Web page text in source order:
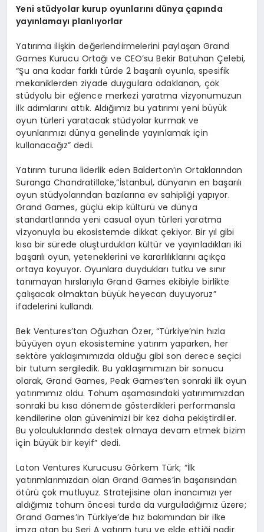
Yeni stüdyolar kurup oyunlarını dünya çapında
yayınlamayı planlıyorlar
Yatırıma ilişkin değerlendirmelerini paylaşan Grand
Games Kurucu Ortağı ve CEO’su Bekir Batuhan Çelebi,
“Şu ana kadar farklı türde 2 başarılı oyunla, spesifik
mekaniklerden ziyade duygulara odaklanan, çok
stüdyolu bir eğlence merkezi yaratma vizyonumuzun
ilk adımlarını attık. Aldığımız bu yatırımı yeni büyük
oyun türleri yaratacak stüdyolar kurmak ve
oyunlarımızı dünya genelinde yayınlamak için
kullanacağız” dedi.
Yatırım turuna liderlik eden Balderton’ın Ortaklarından
Suranga Chandratillake,“İstanbul, dünyanın en başarılı
oyun stüdyolarından bazılarına ev sahipliği yapıyor.
Grand Games, güçlü ekip kültürü ve dünya
standartlarında yeni casual oyun türleri yaratma
vizyonuyla bu ekosistemde dikkat çekiyor. Bir yıl gibi
kısa bir sürede oluşturdukları kültür ve yayınladıkları iki
başarılı oyun, yeteneklerini ve kararlılıklarını açıkça
ortaya koyuyor. Oyunlara duydukları tutku ve sınır
tanımayan hırslarıyla Grand Games ekibiyle birlikte
çalışacak olmaktan büyük heyecan duyuyoruz”
ifadelerini kullandı.
Bek Ventures’tan Oğuzhan Özer, “Türkiye’nin hızla
büyüyen oyun ekosistemine yatırım yaparken, her
sektöre yaklaşımımızda olduğu gibi son derece seçici
bir tutum sergiledik. Bu yaklaşımımızın bir sonucu
olarak, Grand Games, Peak Games’ten sonraki ilk oyun
yatırımımız oldu. Tohum aşamasındaki yatırımımızdan
sonraki bu kısa dönemde gösterdikleri performansla
kendilerine olan güvenimizi bir kez daha pekiştirdiler.
Bu yolculuklarında destek olmaya devam etmek bizim
için büyük bir keyif” dedi.
Laton Ventures Kurucusu Görkem Türk; “İlk
yatırımlarımızdan olan Grand Games’in başarısından
ötürü çok mutluyuz. Stratejisine olan inancımızı yer
aldığımız tohum öncesi turda da vurguladığımız üzere;
Grand Games’in Türkiye’de hız bakımından bir ilke
imza atan bu Seri A yatırım turu ve elde ettiği nadir